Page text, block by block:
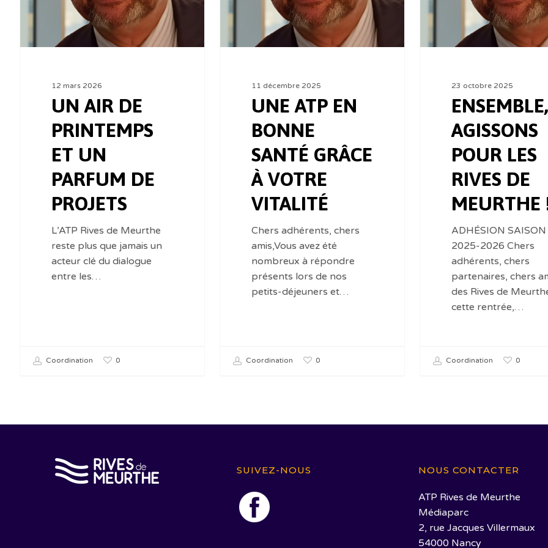
12 mars 2026
UN AIR DE
PRINTEMPS
ET UN
PARFUM DE
PROJETS
L’ATP Rives de Meurthe
reste plus que jamais un
acteur clé du dialogue
entre les…
Coordination 0
11 décembre 2025
UNE ATP EN
BONNE
SANTÉ GRÂCE
À VOTRE
VITALITÉ
Chers adhérents, chers
amis,Vous avez été
nombreux à répondre
présents lors de nos
petits-déjeuners et…
Coordination 0
23 octobre 2025
ENSEMBLE,
AGISSONS
POUR LES
RIVES DE
MEURTHE
ADHÉSION SAISON
2025-2026 Chers
adhérents, chers
partenaires, chers
des Rives de
cette rentrée,…
Coordination 0
SUIVEZ-NOUS NOUS CONTACTER
ATP Rives de Meurthe
Médiaparc
2, rue Jacques Villermaux
54000 Nancy